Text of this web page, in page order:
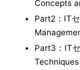
Concepts
Part2：IT
Part3：IT